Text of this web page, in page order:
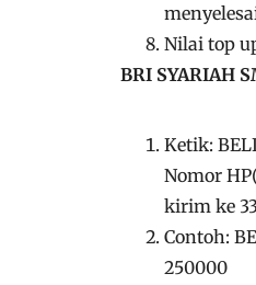
Nilai top
BRI SYARIAH
Ketik:
Nomor
kirim ke
Contoh:
250000